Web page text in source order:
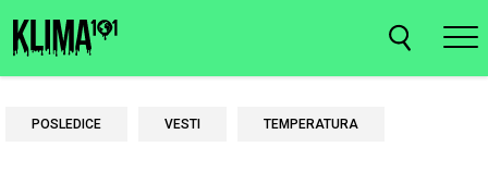
POSLEDICE VESTI TEMPERATURA